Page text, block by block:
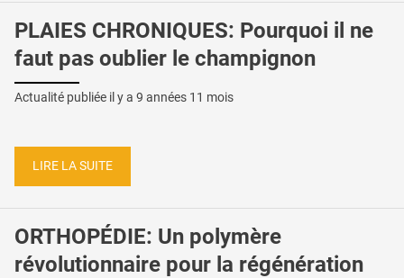
PLAIES CHRONIQUES: Pourquoi il ne
faut pas oublier le champignon
Actualité publiée il y a 9 années 11 mois
LIRE LA SUITE
ORTHOPÉDIE: Un polymère
révolutionnaire pour la régénération